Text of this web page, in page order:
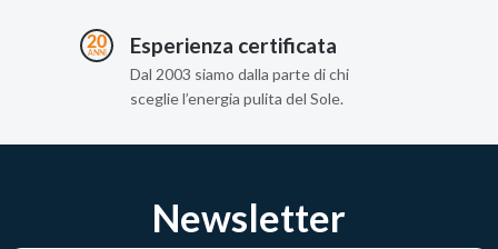
Esperienza certificata
Dal 2003 siamo dalla parte di chi
sceglie l’energia pulita del Sole.
Newsletter